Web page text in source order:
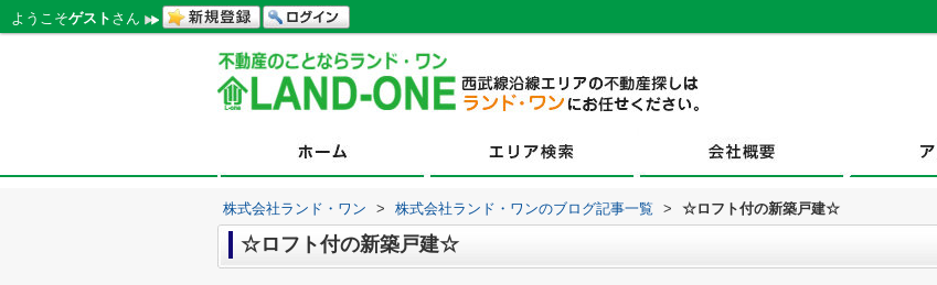
ようこそゲスト さん
株式会社ランド・ワン > 株式会社ランド・ワンのブログ記事一覧 > ☆ロフト付の新築戸建☆
☆ロフト付の新築戸建☆